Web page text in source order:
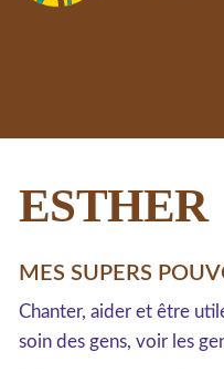
ESTHER
MES SUPERS
Chanter, aider et être
soin des gens, voir les